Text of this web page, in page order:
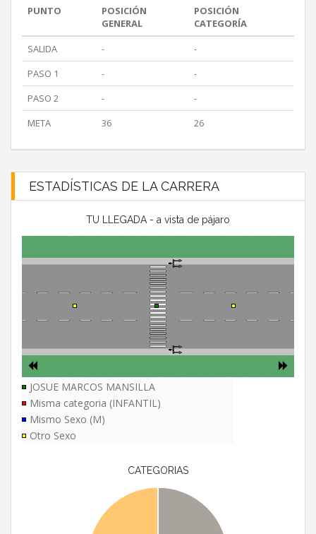
PUNTO
POSICIÓN
GENERAL
POSICIÓN
CATEGORÍA
SALIDA
-
-
PASO 1
-
-
PASO 2
-
-
META
36 26
ESTADÍSTICAS DE LA CARRERA
TU LLEGADA - a vista de pájaro
JOSUE MARCOS MANSILLA
Misma categoria (INFANTIL)
Mismo Sexo (M)
Otro Sexo
CATEGORIAS